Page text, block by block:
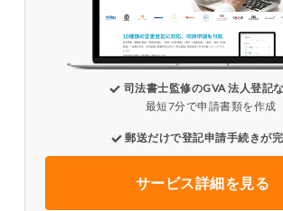
司法書士監修のGVA 法人登記
最短7分で申請書類を作成
郵送だけで登記申請手続きが
サービス詳細を見る